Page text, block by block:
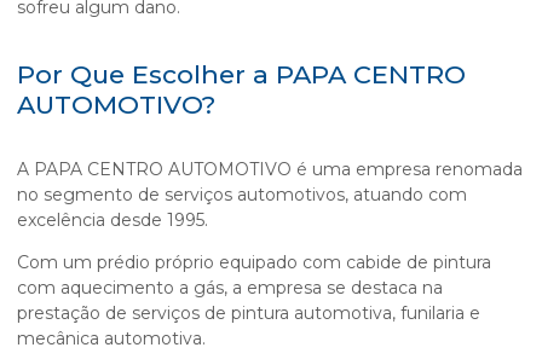
sofreu algum dano.
Por Que Escolher a PAPA CENTRO
AUTOMOTIVO?
A PAPA CENTRO AUTOMOTIVO é uma empresa renomada
no segmento de serviços automotivos, atuando com
excelência desde 1995.
Com um prédio próprio equipado com cabide de pintura
com aquecimento a gás, a empresa se destaca na
prestação de serviços de pintura automotiva, funilaria e
mecânica automotiva.